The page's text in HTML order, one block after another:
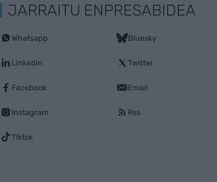
JARRAITU ENPRESABIDEA
Whatsapp
Linkedin
Facebook
Instagram
Tiktok
Bluesky
Twitter
Email
Rss